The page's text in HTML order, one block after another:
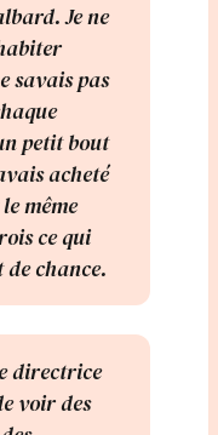
Je ne
savais pas
petit bout
acheté
même
ce qui
de chance.
directrice
voir des